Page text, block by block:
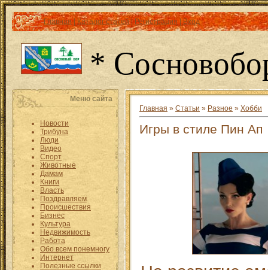
Главная|Каталог статей|Регистрация |Вход
*
Меню сайта
Новости
Трибуна
Люди
Видео
Спорт
Животные
Дамам
Книги
Власть
Поздравляем
Происшествия
Бизнес
Культура
Недвижимость
Работа
Обо всем понемногу
Интернет
Полезные ссылки
Главная » Статьи » Разное » Хобби
Игры в стиле Пин Ап